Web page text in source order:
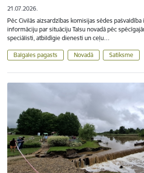
21.07.2026.
Pēc Civilās aizsardzības komisijas sēdes
informāciju par situāciju Talsu novadā pēc
speciālisti, atbildīgie dienesti un ceļu…
Balgales pagasts Novadā Satiksme